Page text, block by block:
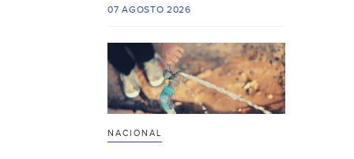
07 AGOSTO 2026
NACIONAL